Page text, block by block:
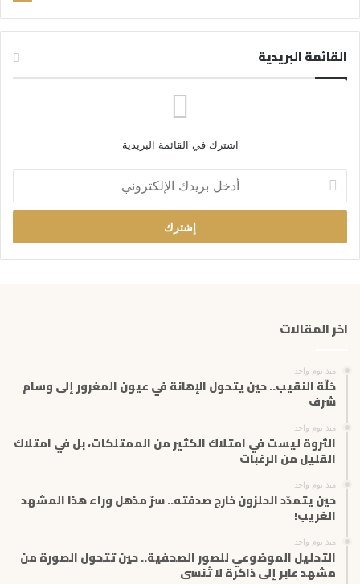
القائمة البريدية
اشترك في القائمة البريدية
خ
ب
ر
ر
ي
اخر المقالات
منذ يوم واحد
حُلّة النقيب.. حين يتحول الإهانة في عيون المغرور إلى وسام
شرف
منذ يوم واحد
الثروة ليست في امتلاك الكثير من الممتلكات، بل في امتلاك
القليل من الرغبات
منذ يوم واحد
حين يتمدّد الحلزون خارج صدفته.. سرّ مذهل وراء هذا المشهد
الغريب!
منذ يوم واحد
التحليل الموضوعي للصور الصحفية.. حين تتحول الصورة من
مشهد عابر إلى ذاكرة لا تُنسى